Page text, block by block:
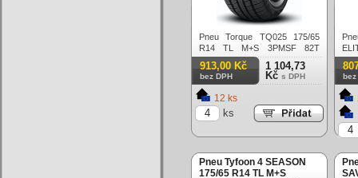
Pneu Torque TQ025 175/65
R14 TL M+S 3PMSF 82T
Celoroční
913,00 Kč
bez DPH
1 104,73
Kč s DPH
12 ks
ks
bez
Pneu Tyfoon 4 SEASON
175/65 R14 TL M+S